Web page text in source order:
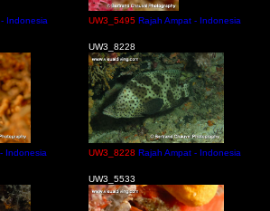
Indonesia UW3_5495 Rajah Ampat - Indonesia
Indonesia
UW3_8228
UW3_8228 Rajah Ampat - Indonesia
UW3_5533